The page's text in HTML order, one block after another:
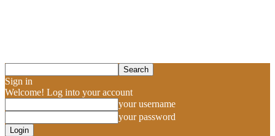
Sign in
Welcome! Log into your account
your username
your password